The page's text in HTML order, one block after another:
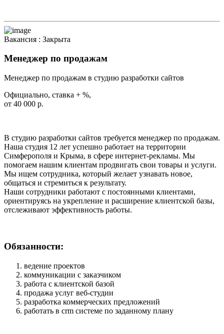
Вакансия : Закрыта
Менеджер по продажам
Менеджер по продажам в студию разработки сайтов
Официально, ставка + %,
от 40 000 р.
В студию разработки сайтов требуется менеджер по продажам.
Наша студия 12 лет успешно работает на территории
Симферополя и Крыма, в сфере интернет-рекламы. Мы
помогаем нашим клиентам продвигать свои товары и услуги.
Мы ищем сотрудника, который желает узнавать новое,
общаться и стремиться к результату.
Наши сотрудники работают с постоянными клиентами,
ориентируясь на укрепление и расширение клиентской базы,
отслеживают эффективность работы.
Обязанности:
ведение проектов
коммуникации с заказчиком
работа с клиентской базой
продажа услуг веб-студии
разработка коммерческих предложений
работать в crm системе по заданному плану